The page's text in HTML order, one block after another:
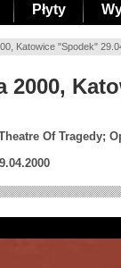
Płyty
Katowice "Spodek"
2000,
Of Tragedy;